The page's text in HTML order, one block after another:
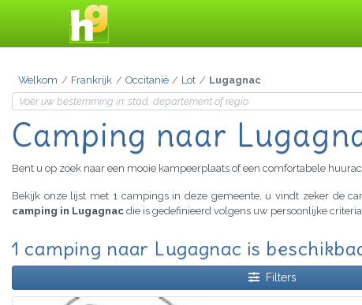
Welkom Frankrijk Occitanië Lot Lugagnac
Camping naar
Bent u op zoek naar een mooie kampeerplaats of een comfortabele
Bekijk onze lijst met 1 campings in deze gemeente, u vindt zeker de
camping in Lugagnac die is gedefinieerd volgens uw persoonlijke
1 camping naar Lugagnac is
Filters